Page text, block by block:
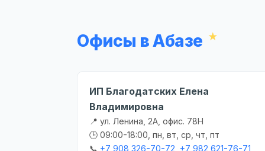
Офисы в Абазе
ИП Благодатских Елена
Владимировна
📍 ул. Ленина, 2А, офис. 78Н
🕒 09:00-18:00, пн, вт, ср, чт, пт
📞 +7 908 326-70-72, +7 982 621-76-71